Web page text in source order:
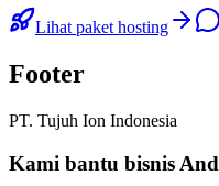
Lihat paket hosting
Footer
PT. Tujuh Ion Indonesia
Kami bantu bisnis